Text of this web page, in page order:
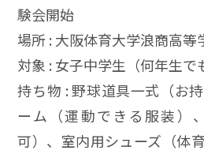
験会開始
場所 : 大阪体育大学浪商高
対象 : 女子中学生（何年生で
持ち物 : 野球道具一式（お
ーム（運動できる服装）
可）、室内用シューズ（体